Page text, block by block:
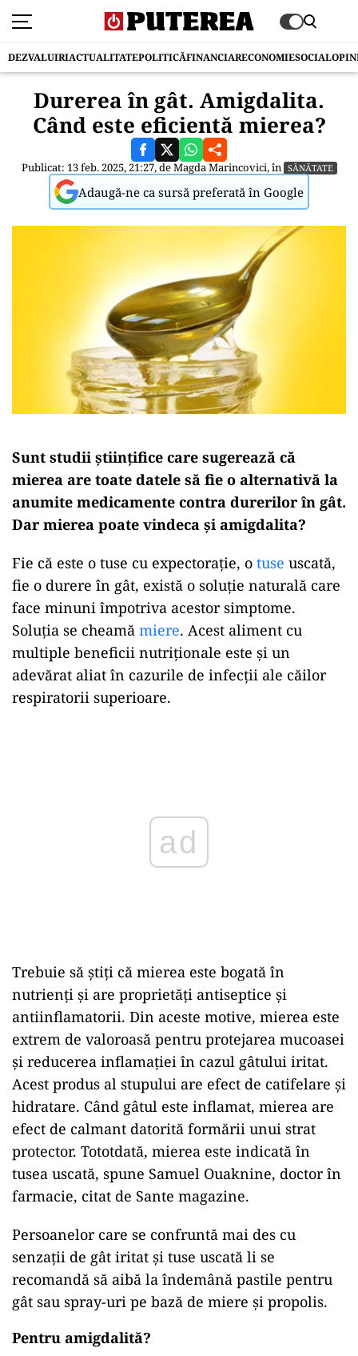
DEZVALUIRIACTUALITATEPOLITICĂFINANCIARECONOMIESOCIAL
Durerea în gât. Amigdalita.
Când este eficientă mierea?
Publicat: 13 feb. 2025, 21:27, deMagda Marincovici, în SĂNĂTATE
Adaugă-ne ca sursă preferată în Google
Sunt studii științifice care sugerează că
mierea are toate datele să fie o alternativă la
anumite medicamente contra durerilor în gât.
Dar mierea poate vindeca și amigdalita?
Fie că este o tuse cu expectorație, o tuse uscată,
fie o durere în gât, există o soluție naturală care
face minuni împotriva acestor simptome.
Soluția se cheamă miere. Acest aliment cu
multiple beneficii nutriționale este și un
adevărat aliat în cazurile de infecții ale căilor
respiratorii superioare.
Trebuie să știți că mierea este bogată în
nutrienți și are proprietăți antiseptice și
antiinflamatorii. Din aceste motive, mierea este
extrem de valoroasă pentru protejarea mucoasei
și reducerea inflamației în cazul gâtului iritat.
Acest produs al stupului are efect de catifelare și
hidratare. Când gâtul este inflamat, mierea are
efect de calmant datorită formării unui strat
protector. Tototdată, mierea este indicată în
tusea uscată, spune Samuel Ouaknine, doctor în
farmacie, citat de Sante magazine.
Persoanelor care se confruntă mai des cu
senzații de gât iritat și tuse uscată li se
recomandă să aibă la îndemână pastile pentru
gât sau spray-uri pe bază de miere și propolis.
Pentru amigdalită?